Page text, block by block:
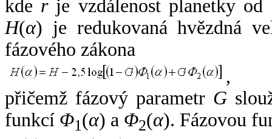
kde rje vzdálenost planetky od
H(α) je redukovaná hvězdná
fázového zákona
,
přičemž fázový parametr G
funkcí Φ1(α) a Φ2(α). Fázovou